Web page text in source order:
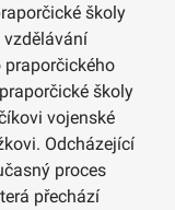
školy
školy
vojenské
Odcházející
proces
přechází